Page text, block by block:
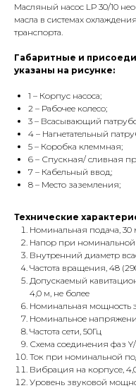
Масляный насос LР 30/10
масла в системах
транспорта.
Габаритные и
указаны на рисунке:
1 – Корпус насоса;
2 – Рабочее колесо;
3 – Всасывающий
4 – Нагнетательный
5 – Коробка клеммная;
6 – Спускная/ сливная
7 – Кабельный ввод;
8 – Место заземления;
Технические
Номинальная подача, 30
Напор при номинальной
Внутренний диаметр
Частота вращения, 48
Допускаемый
4,0 м, не более
Номинальная мощность
Номинальное
Частота сети, 50Гц
Схема соединения фаз
Ток при номинальной
Вибрация на корпусе,
Уровень звуковой